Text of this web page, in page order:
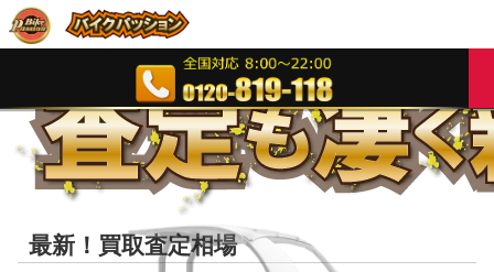
最新！買取査定相場